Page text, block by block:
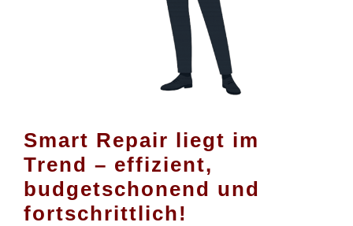
Smart Repair liegt im
Trend – effizient,
budgetschonend und
fortschrittlich!